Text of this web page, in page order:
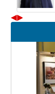
Neşat
Paranın
03 Ağustos
◀▶